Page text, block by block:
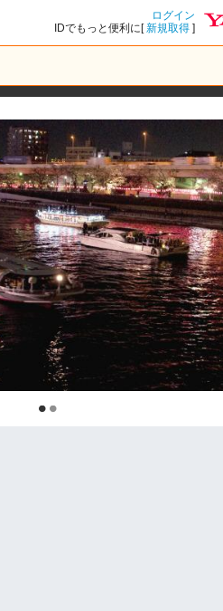
ログイン
IDでもっと便利に[新規取得 ]